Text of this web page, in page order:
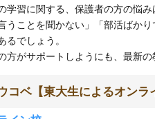
学習に関する、保護者の方の悩み
言うことを聞かない」「部活ばか
るでしょう。
方がサポートしようにも、最新の
コベ【東大生によるオン